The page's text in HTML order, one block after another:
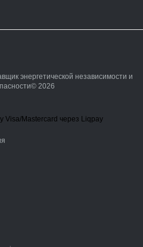
энергетической независимости и
2026